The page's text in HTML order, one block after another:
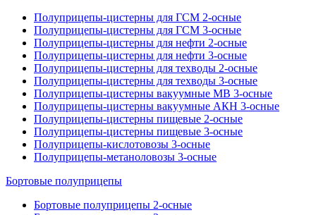
Полуприцепы-цистерны для ГСМ 2-осные
Полуприцепы-цистерны для ГСМ 3-осные
Полуприцепы-цистерны для нефти 2-осные
Полуприцепы-цистерны для нефти 3-осные
Полуприцепы-цистерны для техводы 2-осные
Полуприцепы-цистерны для техводы 3-осные
Полуприцепы-цистерны вакуумные МВ 3-осные
Полуприцепы-цистерны вакуумные АКН 3-осные
Полуприцепы-цистерны пищевые 2-осные
Полуприцепы-цистерны пищевые 3-осные
Полуприцепы-кислотовозы 3-осные
Полуприцепы-метаноловозы 3-осные
Бортовые полуприцепы
Бортовые полуприцепы 2-осные